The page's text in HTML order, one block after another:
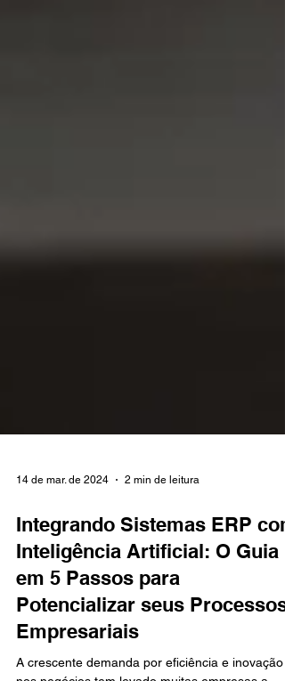
14 de mar. de 2024 2 min de leitura
Integrando Sistemas ERP com
Inteligência Artificial: O Guia
em 5 Passos para
Potencializar seus Processos